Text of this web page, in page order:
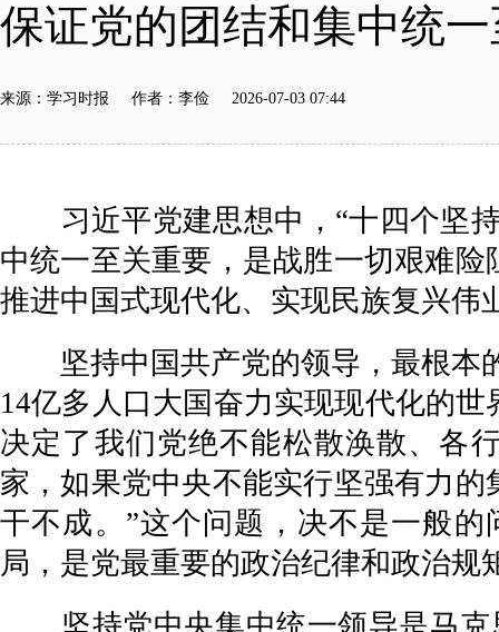
保证党的团结和集中统
来源：学习时报 作者：李俭 2026-07-03 07:44
习近平党建思想中，“十四个坚持
中统一至关重要，是战胜一切艰难
推进中国式现代化、实现民族复兴伟
坚持中国共产党的领导，最根本的
14亿多人口大国奋力实现现代化的
决定了我们党绝不能松散涣散、各
家，如果党中央不能实行坚强有力
干不成。”这个问题，决不是一般
局，是党最重要的政治纪律和政治
坚持党中央集中统一领导是马克